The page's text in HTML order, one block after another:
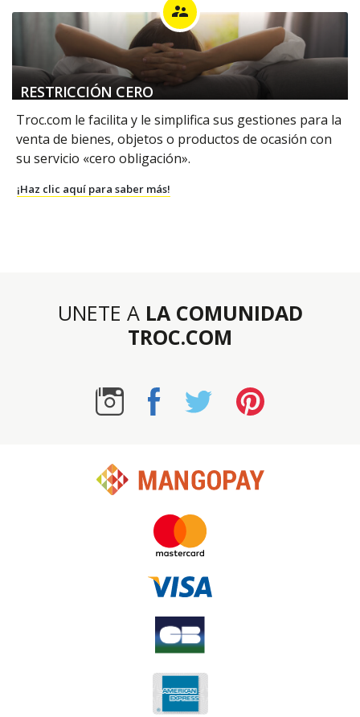
supervisor_account
RESTRICCIÓN CERO
Troc.com le facilita y le simplifica sus gestiones para la
venta de bienes, objetos o productos de ocasión con
su servicio «cero obligación».
¡Haz clic aquí para saber más!
UNETE A LA COMUNIDAD
TROC.COM